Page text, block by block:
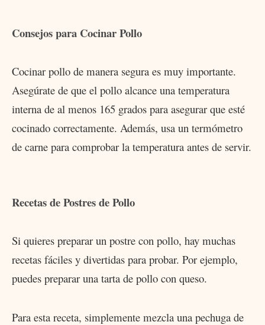
Consejos para Cocinar Pollo
Cocinar pollo de manera segura es muy importante.
Asegúrate de que el pollo alcance una temperatura
interna de al menos 165 grados para asegurar que esté
cocinado correctamente. Además, usa un termómetro
de carne para comprobar la temperatura antes de servir.
Recetas de Postres de Pollo
Si quieres preparar un postre con pollo, hay muchas
recetas fáciles y divertidas para probar. Por ejemplo,
puedes preparar una tarta de pollo con queso.
Para esta receta, simplemente mezcla una pechuga de